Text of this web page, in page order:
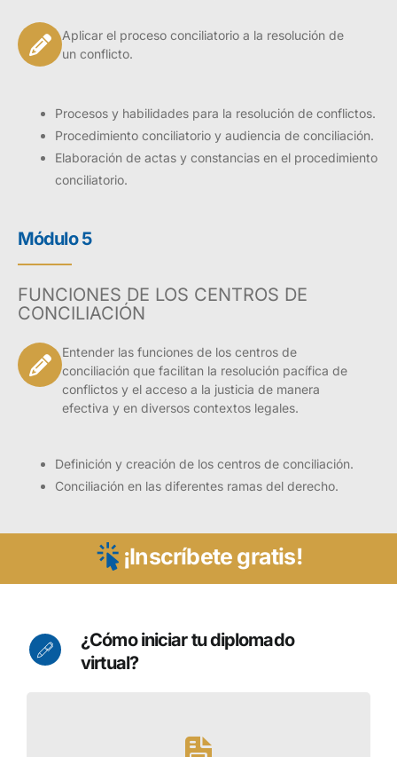
Presentación
El diplomado en Conciliación y Resolución de
necesarios para gestionar conflictos de manera
Aplicar el proceso conciliatorio a la resolución de
un conflicto.
Procesos y habilidades para la resolución de conflictos.
Procedimiento conciliatorio y audiencia de conciliación.
Elaboración de actas y constancias en el procedimiento
conciliatorio.
Módulo 5
FUNCIONES DE LOS CENTROS DE
CONCILIACIÓN
Entender las funciones de los centros de
conciliación que facilitan la resolución pacífica de
conflictos y el acceso a la justicia de manera
efectiva y en diversos contextos legales.
Definición y creación de los centros de conciliación.
Conciliación en las diferentes ramas del derecho.
¡Inscríbete gratis!
¿Cómo iniciar tu diplomado
virtual?